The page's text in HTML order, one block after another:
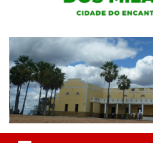
Prefeitura de
Milagres / PI